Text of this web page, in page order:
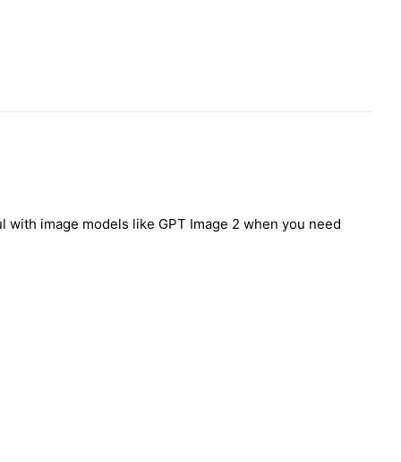
image models like GPT Image 2 when you need